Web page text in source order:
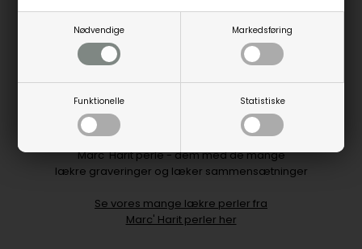
Nødvendige Markedsføring
Funktionelle Statistiske
Perlene er i lys / mellem farven og en af de bedste kvaliteter
Diamanterne er i brillant slib og kvalitet G/SI
Kommer i en flto gaveæske med certifikat
Houmann er din forhandler af
Marc' Harit perle - dem med de mange
lækre graveringer og læker sammensætninger
Se vores mange lækre perler fra
Marc' Harit perler her